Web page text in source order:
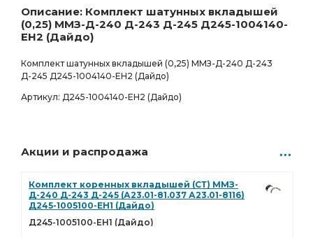
905.00 Р
Описание: Комплект шатунных вкладышей
(0,25) ММЗ-Д-240 Д-243 Д-245 Д245-1004140-
ЕН2 (Дайдо)
Комплект шатунных вкладышей (0,25) ММЗ-Д-240 Д-243
Д-245 Д245-1004140-ЕН2 (Дайдо)
Артикул: Д245-1004140-ЕН2 (Дайдо)
Акции и распродажа
Комплект коренных вкладышей (СТ) ММЗ-
Д-240 Д-243 Д-245 (А23.01-81.037 А23.01-8116)
Д245-1005100-ЕН1 (Дайдо)
Д245-1005100-ЕН1 (Дайдо)